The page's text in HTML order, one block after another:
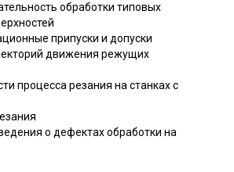
обработки типовых
припуски и допуски
движения режущих
процесса резания на станках с
о дефектах обработки на